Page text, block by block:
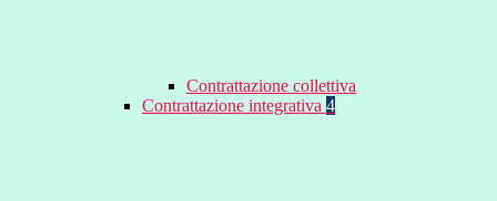
Contrattazione collettiva
Contrattazione integrativa 4